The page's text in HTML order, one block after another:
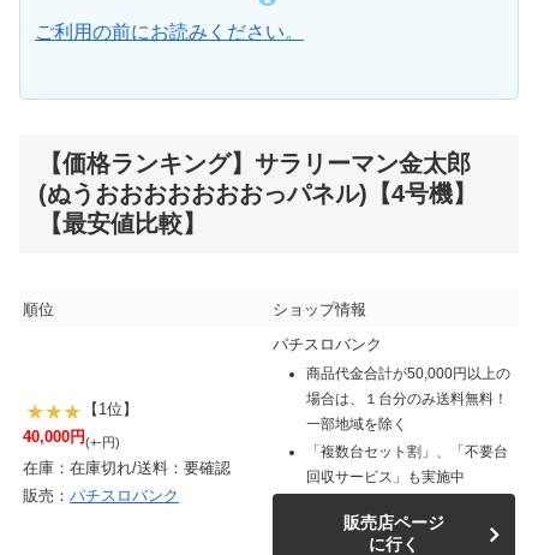
ご利用の前にお読みください。
【価格ランキング】サラリーマン金太郎
(ぬうおおおおおおおっパネル)【4号機】
【最安値比較】
順位 ショップ情報
【1位】
40,000円(+-円)
在庫：在庫切れ/送料：要確認
販売： パチスロバンク
パチスロバンク
商品代金合計が50,000円以上の
場合は、１台分のみ送料無料！
一部地域を除く
「複数台セット割」、「不要台
回収サービス」も実施中
販売店ページ
に行く